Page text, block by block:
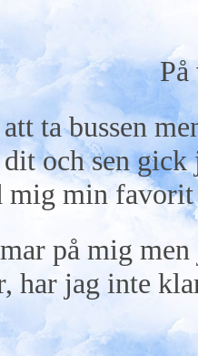
På
ta bussen
och sen
mig min
på mig
har jag inte